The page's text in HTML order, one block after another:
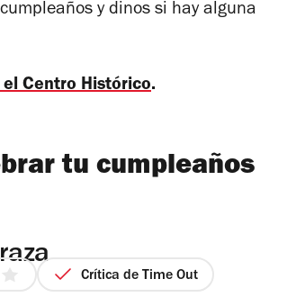
y dinos si hay alguna
Centro Histórico.
tu cumpleaños
Crítica de Time Out